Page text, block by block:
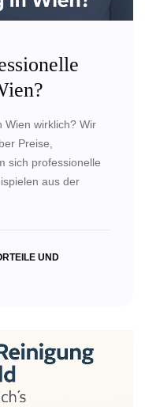
Wien wirklich? Wir
Preise,
sich professionelle
aus der
UND